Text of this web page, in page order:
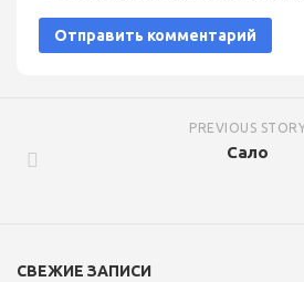
PREVIOUS
Сало
СВЕЖИЕ ЗАПИСИ